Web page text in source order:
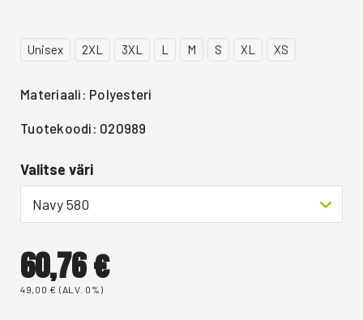
Unisex 2XL 3XL L M S XL XS
Materiaali: Polyesteri
Tuotekoodi: 020989
Valitse väri
Navy 580
60,76€
49,00 € (ALV. 0%)